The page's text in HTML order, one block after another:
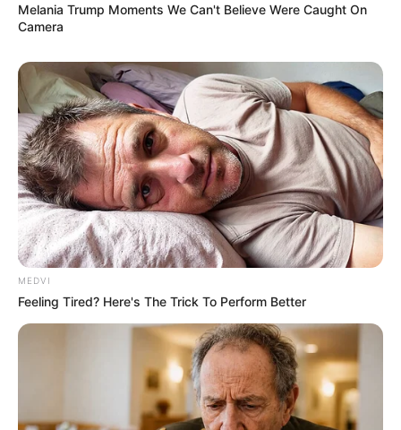
Melania Trump Moments We Can't Believe Were Caught On
Camera
MEDVI
Feeling Tired? Here's The Trick To Perform Better